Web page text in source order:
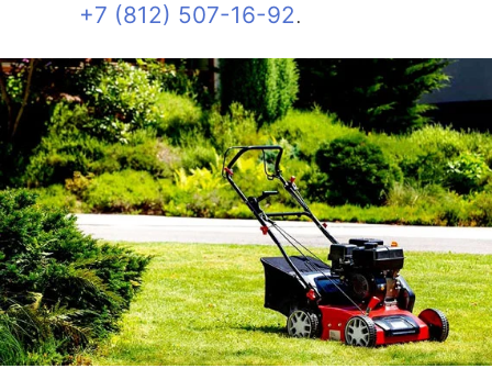
+7 (812) 507-16-92.